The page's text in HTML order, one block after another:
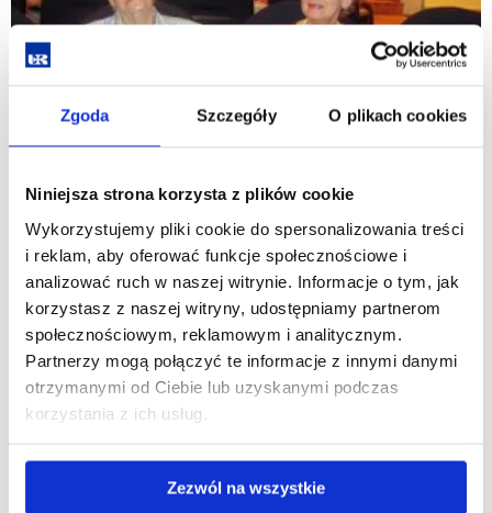
Zgoda Szczegóły O plikach cookies
Niniejsza strona korzysta z plików cookie
Wykorzystujemy pliki cookie do spersonalizowania treści
i reklam, aby oferować funkcje społecznościowe i
analizować ruch w naszej witrynie. Informacje o tym, jak
korzystasz z naszej witryny, udostępniamy partnerom
społecznościowym, reklamowym i analitycznym.
Partnerzy mogą połączyć te informacje z innymi danymi
otrzymanymi od Ciebie lub uzyskanymi podczas
korzystania z ich usług.
Zezwól na wszystkie